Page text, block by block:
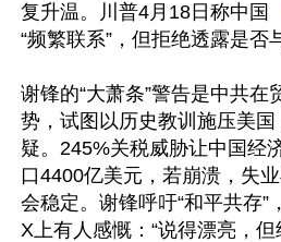
复升温。川普4月18日称中国
“频繁联系”，但拒绝透露是否
谢锋的“大萧条”警告是中共在
势，试图以历史教训施压美
疑。245%关税威胁让中国经
口4400亿美元，若崩溃，失
会稳定。谢锋呼吁“和平共存”
X上有人感慨：“说得漂亮，但